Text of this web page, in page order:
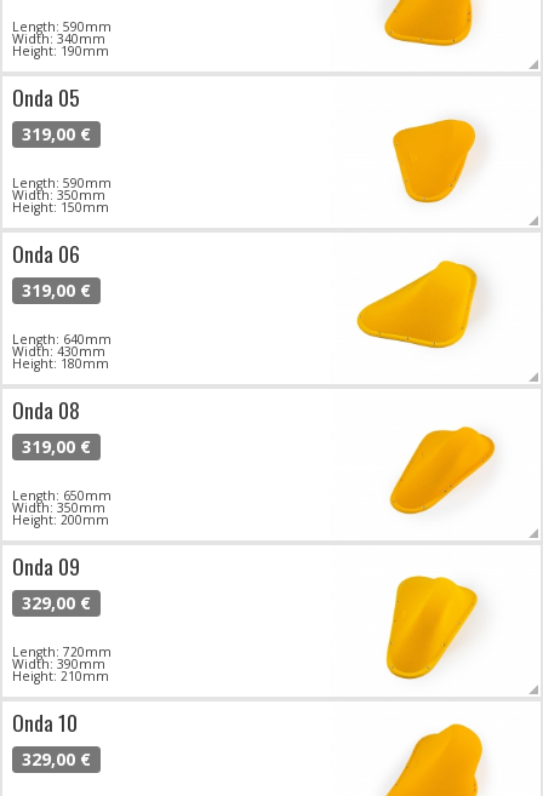
Length: 590mm
Width: 340mm
Height: 190mm
Onda 05
319,00 €
Length: 590mm
Width: 350mm
Height: 150mm
Onda 06
319,00 €
Length: 640mm
Width: 430mm
Height: 180mm
Onda 08
319,00 €
Length: 650mm
Width: 350mm
Height: 200mm
Onda 09
329,00 €
Length: 720mm
Width: 390mm
Height: 210mm
Onda 10
329,00 €